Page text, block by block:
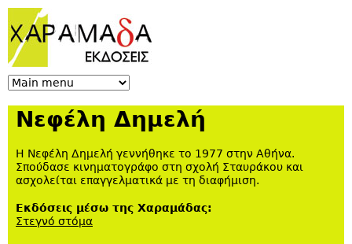
Νεφέλη Δημελή
Η Νεφέλη Δημελή γεννήθηκε το 1977 στην Αθήνα.
Σπούδασε κινηματογράφο στη σχολή Σταυράκου και
ασχολείται επαγγελματικά με τη διαφήμιση.
Εκδόσεις μέσω της Χαραμάδας:
Στεγνό στόμα